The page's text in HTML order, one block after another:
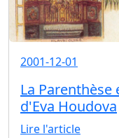
2001-12-01
La
d'Eva Houdova
Lire l'article